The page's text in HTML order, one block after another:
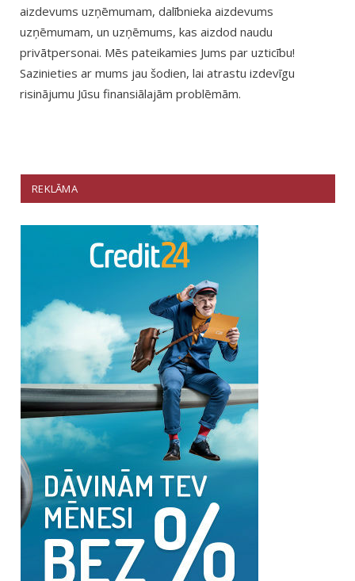
aizdevums uzņēmumam, dalībnieka aizdevums
uzņēmumam, un uzņēmums, kas aizdod naudu
privātpersonai. Mēs pateikamies Jums par uzticību!
Sazinieties ar mums jau šodien, lai atrastu izdevīgu
risinājumu Jūsu finansiālajām problēmām.
REKLĀMA